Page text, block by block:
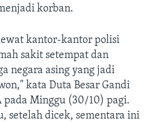
korban.
kantor-kantor polisi
sakit setempat dan
negara asing yang jadi
kata Duta Besar Gandi
pada Minggu (30/10) pagi.
setelah dicek, sementara ini